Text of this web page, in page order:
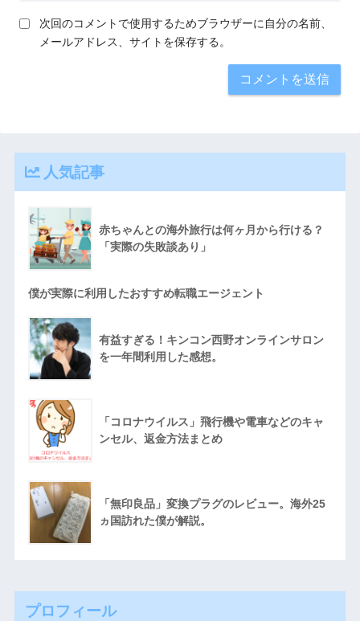
次回のコメントで使用するためブラウザーに自分の名前、
メールアドレス、サイトを保存する。
人気記事
赤ちゃんとの海外旅行は何ヶ月から行ける？
「実際の失敗談あり」
僕が実際に利用したおすすめ転職エージェント
有益すぎる！キンコン西野オンラインサロン
を一年間利用した感想。
「コロナウイルス」飛行機や電車などのキャ
ンセル、返金方法まとめ
「無印良品」変換プラグのレビュー。海外25
ヵ国訪れた僕が解説。
プロフィール